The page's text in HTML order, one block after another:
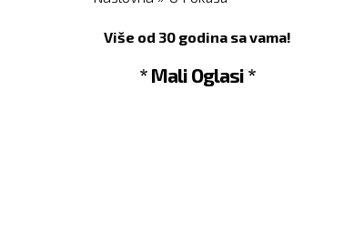
Više od 30 godina sa vama!
* Mali Oglasi *